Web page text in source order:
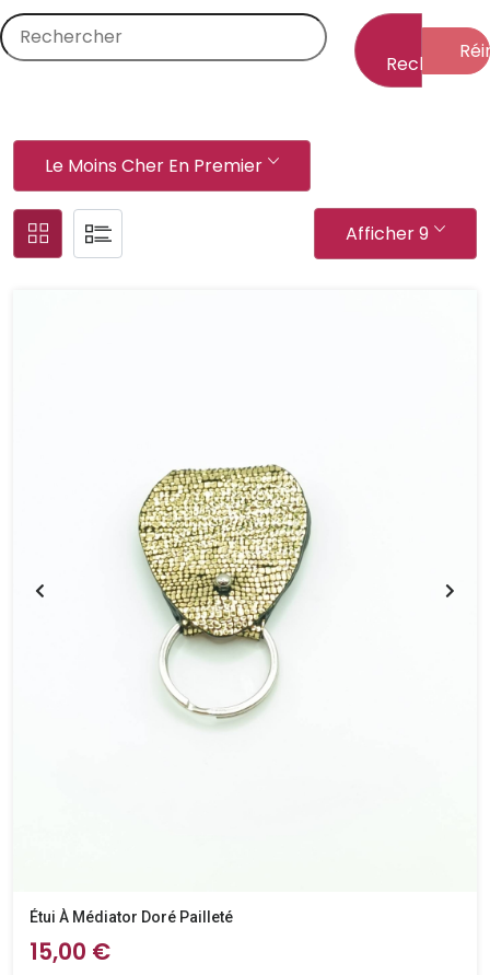
Rechercher
Le Moins Cher En Premier
Afficher 9
Étui À Médiator Doré Pailleté
15,00 €